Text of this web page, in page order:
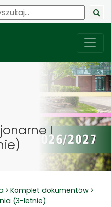
I
Komplet dokumentów
(3-letnie)